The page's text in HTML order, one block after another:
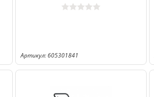
Артикул: 605301841